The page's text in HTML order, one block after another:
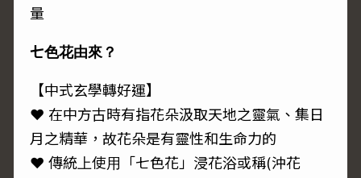
量
七色花由來？
【中式玄學轉好運】
♥ 在中方古時有指花朵汲取天地之靈氣、集日
月之精華，故花朵是有靈性和生命力的
♥ 傳統上使用「七色花」浸花浴或稱(沖花